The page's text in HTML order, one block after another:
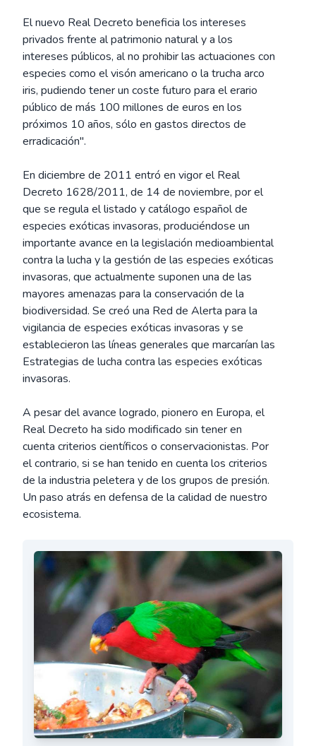
El nuevo Real Decreto beneficia los intereses
privados frente al patrimonio natural y a los
intereses públicos, al no prohibir las actuaciones con
especies como el visón americano o la trucha arco
iris, pudiendo tener un coste futuro para el erario
público de más 100 millones de euros en los
próximos 10 años, sólo en gastos directos de
erradicación".
En diciembre de 2011 entró en vigor el Real
Decreto 1628/2011, de 14 de noviembre, por el
que se regula el listado y catálogo español de
especies exóticas invasoras, produciéndose un
importante avance en la legislación medioambiental
contra la lucha y la gestión de las especies exóticas
invasoras, que actualmente suponen una de las
mayores amenazas para la conservación de la
biodiversidad. Se creó una Red de Alerta para la
vigilancia de especies exóticas invasoras y se
establecieron las líneas generales que marcarían las
Estrategias de lucha contra las especies exóticas
invasoras.
A pesar del avance logrado, pionero en Europa, el
Real Decreto ha sido modificado sin tener en
cuenta criterios científicos o conservacionistas. Por
el contrario, si se han tenido en cuenta los criterios
de la industria peletera y de los grupos de presión.
Un paso atrás en defensa de la calidad de nuestro
ecosistema.